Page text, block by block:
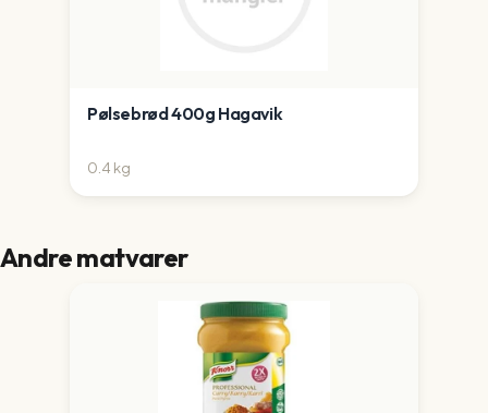
Pølsebrød 400g Hagavik
0.4 kg
Andre matvarer